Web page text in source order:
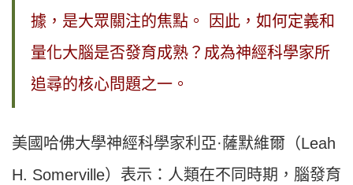
據，是大眾關注的焦點。 因此，如何定義和
量化大腦是否發育成熟？成為神經科學家所
追尋的核心問題之一。
美國哈佛大學神經科學家利亞·薩默維爾（Leah
H. Somerville）表示：人類在不同時期，腦發育